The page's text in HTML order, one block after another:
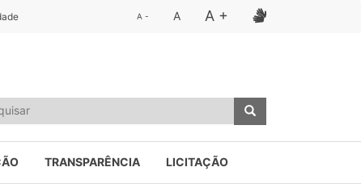
A - A A +
TRANSPARÊNCIA LICITAÇÃO